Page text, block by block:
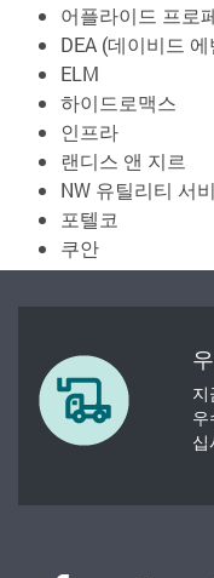
어플라이드 프로
DEA (데이비드
ELM
하이드로맥스
인프라
랜디스 앤 지르
NW 유틸리티 서
포텔코
쿠안
지
우
십